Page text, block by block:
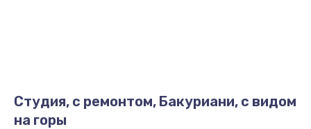
Студия, с ремонтом, Бакуриани, с видом
на горы